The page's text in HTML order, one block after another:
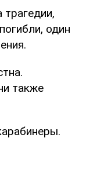
один
также